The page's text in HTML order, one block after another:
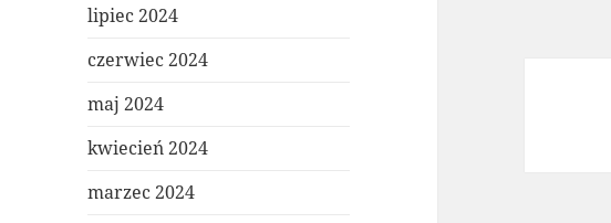
lipiec 2024
czerwiec 2024
maj 2024
kwiecień 2024
marzec 2024